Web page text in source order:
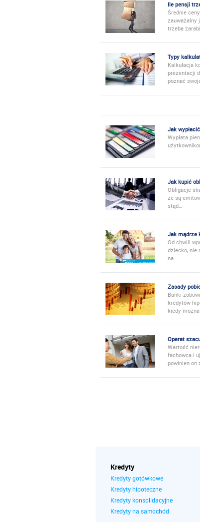
Ile pensji
Średnie
zauważalny
trzeba
Typy
Kalkulacja
prezentacji
poznać
Jak
Wypłata
Jak kupić
Obligacje
że są
stąd…
Jak mądrze
Od chwili
dziecko, nie
na…
Zasady
Banki
kredytów
kiedy
Operat
Wartość
fachowca i
powinien on
Kredyty
Kredyty gotówkowe
Kredyty hipoteczne
Kredyty konsolidacyjne
Kredyty na samochód